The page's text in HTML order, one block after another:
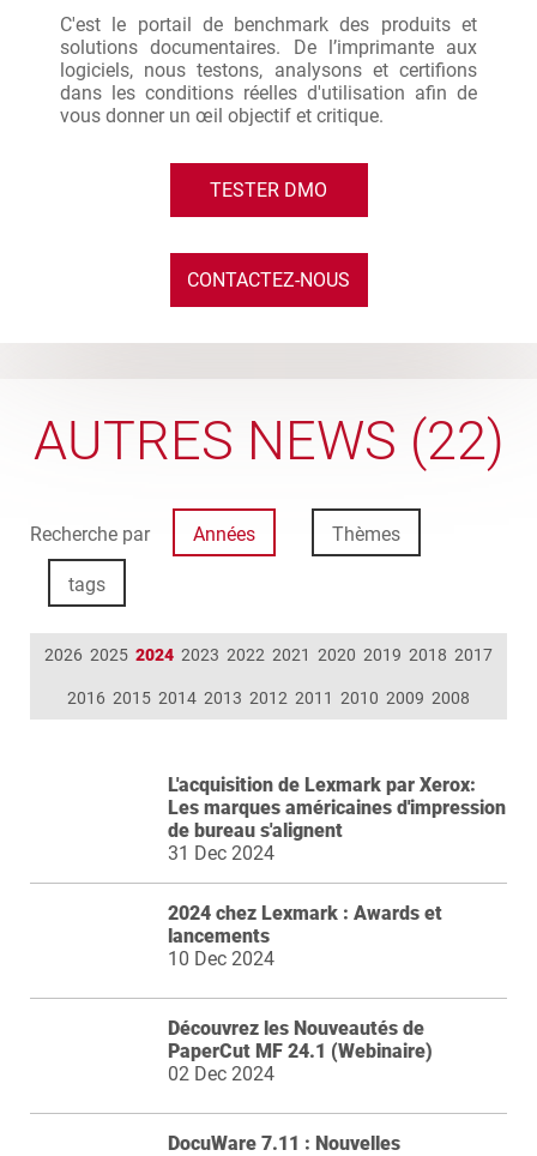
C'est le portail de benchmark des produits et
solutions documentaires. De l’imprimante aux
logiciels, nous testons, analysons et certifions
dans les conditions réelles d'utilisation afin de
vous donner un œil objectif et critique.
TESTER DMO
CONTACTEZ-NOUS
AUTRES NEWS (22)
Recherche par Années Thèmes
tags
2026 2025 2024 2023 2022 2021 2020 2019 2018 2017
2016 2015 2014 2013 2012 2011 2010 2009 2008
L'acquisition de Lexmark par Xerox:
Les marques américaines d'impression
de bureau s'alignent
31 Dec 2024
2024 chez Lexmark : Awards et
lancements
10 Dec 2024
Découvrez les Nouveautés de
PaperCut MF 24.1 (Webinaire)
02 Dec 2024
DocuWare 7.11 : Nouvelles